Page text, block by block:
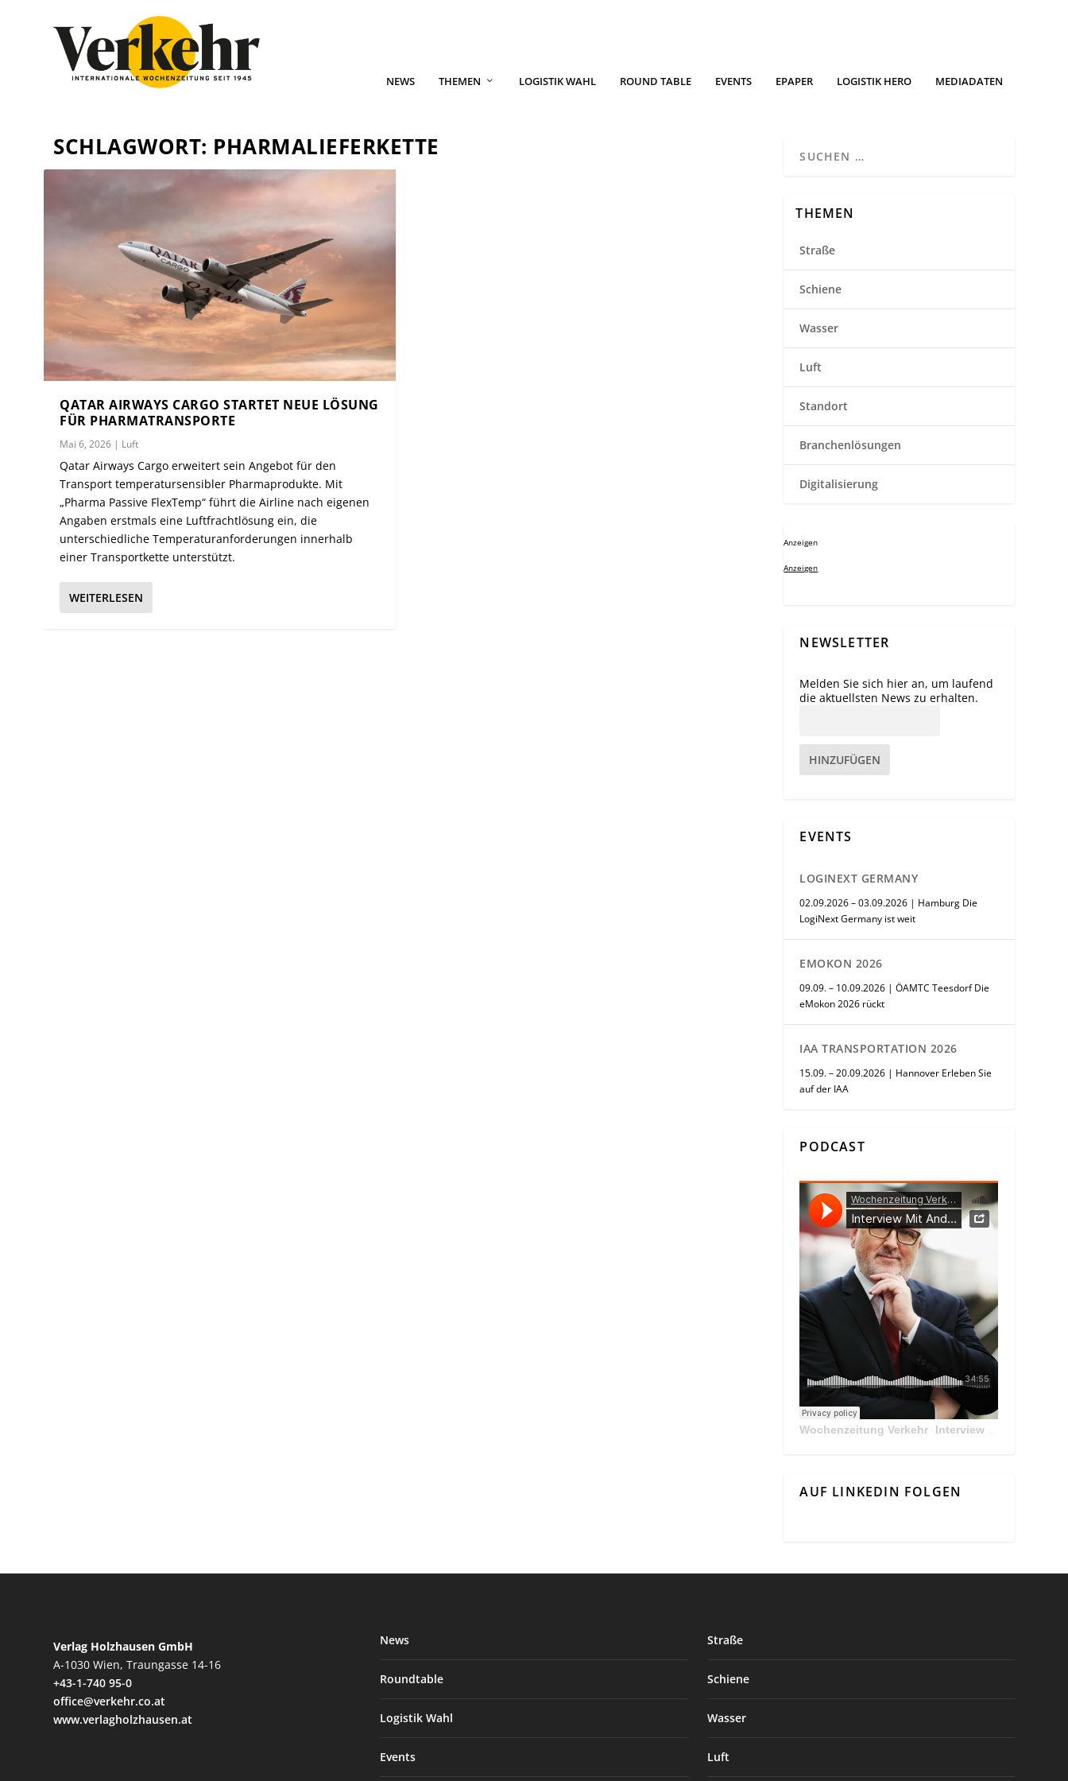
NEWS THEMEN LOGISTIK WAHL ROUND TABLE EVENTS EPAPER LOGISTIK HERO MEDIADATEN
SCHLAGWORT: PHARMALIEFERKETTE
QATAR AIRWAYS CARGO STARTET NEUE LÖSUNG
FÜR PHARMATRANSPORTE
Mai 6, 2026 | Luft
Qatar Airways Cargo erweitert sein Angebot für den
Transport temperatursensibler Pharmaprodukte. Mit
„Pharma Passive FlexTemp“ führt die Airline nach eigenen
Angaben erstmals eine Luftfrachtlösung ein, die
unterschiedliche Temperaturanforderungen innerhalb
einer Transportkette unterstützt.
WEITERLESEN
THEMEN
Straße
Schiene
Wasser
Luft
Standort
Branchenlösungen
Digitalisierung
Anzeigen
Anzeigen
NEWSLETTER
Melden Sie sich hier an, um laufend
die aktuellsten News zu erhalten.
HINZUFÜGEN
EVENTS
LOGINEXT GERMANY
02.09.2026 – 03.09.2026 | Hamburg Die
LogiNext Germany ist weit
EMOKON 2026
09.09. – 10.09.2026 | ÖAMTC Teesdorf Die
eMokon 2026 rückt
IAA TRANSPORTATION 2026
15.09. – 20.09.2026 | Hannover Erleben Sie
auf der IAA
PODCAST
Wochenzeitung Verkehr · Interview Mit Andreas Matthä, CEO der ÖBB Holding
AUF LINKEDIN FOLGEN
Verlag Holzhausen GmbH
A-1030 Wien, Traungasse 14-16
+43-1-740 95-0
office@verkehr.co.at
www.verlagholzhausen.at
News
Roundtable
Logistik Wahl
Events
Straße
Schiene
Wasser
Luft